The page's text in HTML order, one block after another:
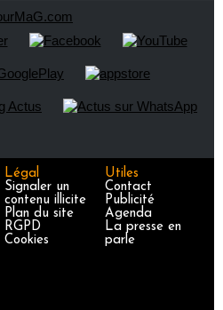
Légal
Signaler un
contenu illicite
Plan du site
RGPD
Cookies
Utiles
Contact
Publicité
Agenda
La presse en
parle